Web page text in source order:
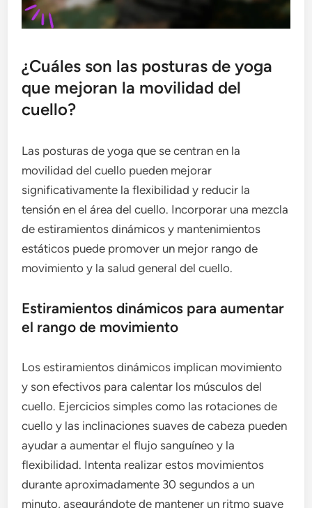
¿Cuáles son las posturas de yoga
que mejoran la movilidad del
cuello?
Las posturas de yoga que se centran en la
movilidad del cuello pueden mejorar
significativamente la flexibilidad y reducir la
tensión en el área del cuello. Incorporar una mezcla
de estiramientos dinámicos y mantenimientos
estáticos puede promover un mejor rango de
movimiento y la salud general del cuello.
Estiramientos dinámicos para aumentar
el rango de movimiento
Los estiramientos dinámicos implican movimiento
y son efectivos para calentar los músculos del
cuello. Ejercicios simples como las rotaciones de
cuello y las inclinaciones suaves de cabeza pueden
ayudar a aumentar el flujo sanguíneo y la
flexibilidad. Intenta realizar estos movimientos
durante aproximadamente 30 segundos a un
minuto, asegurándote de mantener un ritmo suave